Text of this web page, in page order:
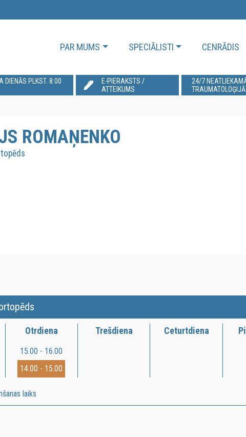
PAR MUMS SPECIĀLISTI CENRĀDIS
DIENĀS PLKST. 8:00
E-PIERAKSTS /
ATTEIKUMS
24/7
TRAUMATOLOĢIJĀ
ROMAŅENKO
Otrdiena
15.00 - 16.00
14.00 - 15.00
Trešdiena Ceturtdiena
laiks